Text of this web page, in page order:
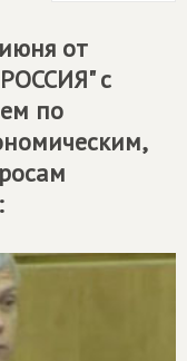
от
с
по